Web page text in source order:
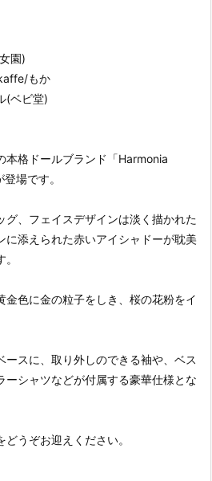
園)
もか
(ベビ堂)
本格ドールブランド「Harmonia
場です。
グ、フェイスデザインは淡く描かれた
に添えられた赤いアイシャドーが耽美
金色に金の粒子をしき、桜の花粉をイ
ースに、取り外しのできる袖や、ベス
ーシャツなどが付属する豪華仕様とな
うぞお迎えください。